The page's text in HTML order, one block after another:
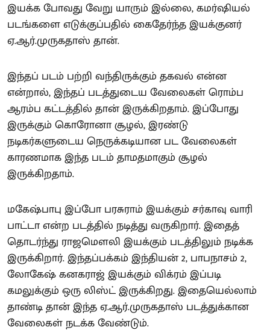
இயக்க போவது வேறு யாரும் இல்லை, கமர்ஷியல்
படங்களை எடுக்குப்பதில் கைதேர்ந்த இயக்குனர்
ஏ.ஆர்.முருகதாஸ் தான்.
இந்தப் படம் பற்றி வந்திருக்கும் தகவல் என்ன
என்றால், இந்தப் படத்துடைய வேலைகள் ரொம்ப
ஆரம்ப கட்டத்தில் தான் இருக்கிறதாம். இப்போது
இருக்கும் கொரோனா சூழல், இரண்டு
நடிகர்களுடைய நெருக்கடியான பட வேலைகள்
காரணமாக இந்த படம் தாமதமாகும் சூழல்
இருக்கிறதாம்.
மகேஷ்பாபு இப்போ பரசுராம் இயக்கும் சர்காவு வாரி
பாட்டா என்ற படத்தில் நடித்து வருகிறார். இதைத்
தொடர்ந்து ராஜமௌலி இயக்கும் படத்திலும் நடிக்க
இருக்கிறார். இந்தப்பக்கம் இந்தியன் 2, பாபநாசம் 2,
லோகேஷ் கனகராஜ் இயக்கும் விக்ரம் இப்படி
கமலுக்கும் ஒரு லிஸ்ட் இருக்கிறது. இதையெல்லாம்
தாண்டி தான் இந்த ஏ.ஆர்.முருகதாஸ் படத்துக்கான
வேலைகள் நடக்க வேண்டும்.